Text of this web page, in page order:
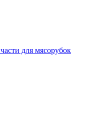
для мясорубок